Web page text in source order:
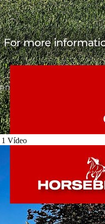
1 Vídeo